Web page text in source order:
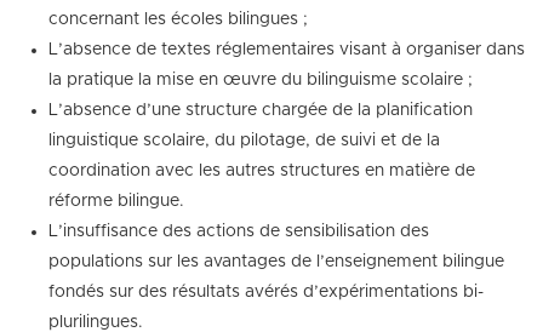
concernant les écoles bilingues ;
L’absence de textes réglementaires visant à organiser dans
la pratique la mise en œuvre du bilinguisme scolaire ;
L’absence d’une structure chargée de la planification
linguistique scolaire, du pilotage, de suivi et de la
coordination avec les autres structures en matière de
réforme bilingue.
L’insuffisance des actions de sensibilisation des
populations sur les avantages de l’enseignement bilingue
fondés sur des résultats avérés d’expérimentations bi-
plurilingues.